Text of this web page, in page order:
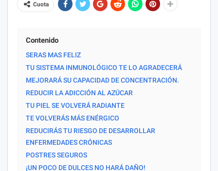
Cuota
Contenido
SERAS MAS FELIZ
TU SISTEMA INMUNOLÓGICO TE LO AGRADECERÁ
MEJORARÁ SU CAPACIDAD DE CONCENTRACIÓN.
REDUCIR LA ADICCIÓN AL AZÚCAR
TU PIEL SE VOLVERÁ RADIANTE
TE VOLVERÁS MÁS ENÉRGICO
REDUCIRÁS TU RIESGO DE DESARROLLAR
ENFERMEDADES CRÓNICAS
POSTRES SEGUROS
¡UN POCO DE DULCES NO HARÁ DAÑO!